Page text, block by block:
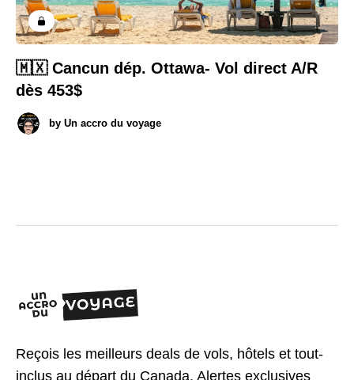
🇲🇽 Cancun dép. Ottawa- Vol direct A/R
dès 453$
by Un accro du voyage
Reçois les meilleurs deals de vols, hôtels et tout-
inclus au départ du Canada. Alertes exclusives